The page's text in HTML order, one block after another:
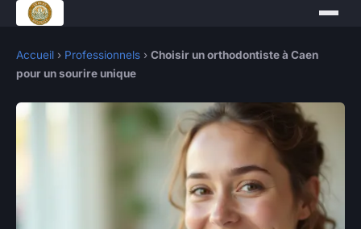
Accueil › Professionnels › Choisir un orthodontiste à Caen
pour un sourire unique